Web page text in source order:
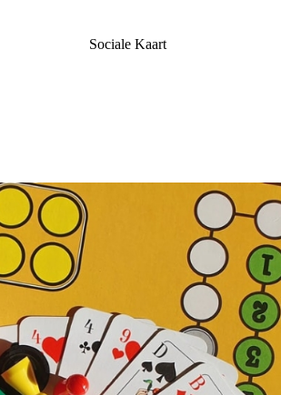
Sociale Kaart